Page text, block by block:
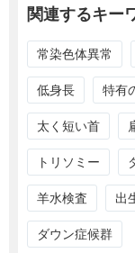
関連するキー
常染色体異常
低身長 特有
太く短い首
トリソミー
羊水検査 出
ダウン症候群